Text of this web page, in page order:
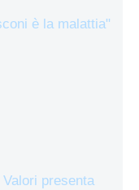
è la malattia"
presenta